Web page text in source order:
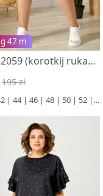
47 m
Bluzka 2059 (korotkij rukav) belyj
195 zł
EU 40 | 42 | 44 | 46 | 48 | 50 | 52 | 54